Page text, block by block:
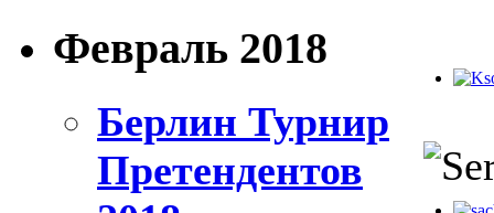
Февраль 2018
Берлин Турнир
Претендентов